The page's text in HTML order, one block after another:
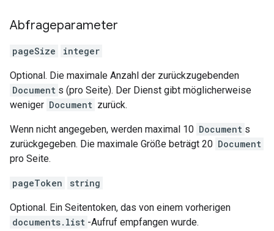
Abfrageparameter
pageSize integer
Optional. Die maximale Anzahl der zurückzugebenden
Document s (pro Seite). Der Dienst gibt möglicherweise
weniger Document zurück.
Wenn nicht angegeben, werden maximal 10 Document s
zurückgegeben. Die maximale Größe beträgt 20 Document
pro Seite.
pageToken string
Optional. Ein Seitentoken, das von einem vorherigen
documents.list -Aufruf empfangen wurde.